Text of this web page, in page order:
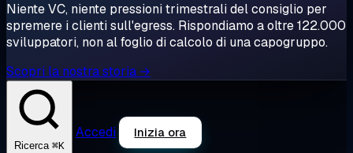
Niente VC, niente pressioni trimestrali del consiglio per
spremere i clienti sull'egress. Rispondiamo a oltre 122.000
sviluppatori, non al foglio di calcolo di una capogruppo.
Scopri la nostra storia →
Ricerca ⌘K
Accedi Inizia ora